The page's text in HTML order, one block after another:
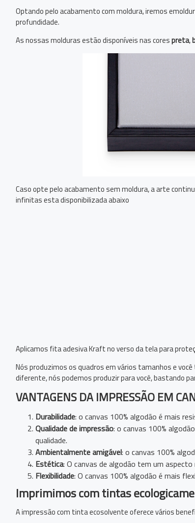
Optando pelo acabamento com moldura, iremos
profundidade.
As nossas molduras estão disponíveis nas corespreta,
Caso opte pelo acabamento sem moldura, a arte
infinitas esta disponibilizada abaixo
Aplicamos fita adesiva Kraft no verso da tela para
Nós produzimos os quadros em vários tamanhos e
diferente, nós podemos produzir para você, bastando
VANTAGENS DA IMPRESSÃO EM
Durabilidade: o canvas 100% algodão é mais
Qualidade de impressão: o canvas 100%
qualidade.
Ambientalmente amigável: o canvas 100%
Estética: O canvas de algodão tem um
Flexibilidade: O canvas 100% algodão é mais
Imprimimos com tintas
A impressão com tinta ecosolvente oferece vários